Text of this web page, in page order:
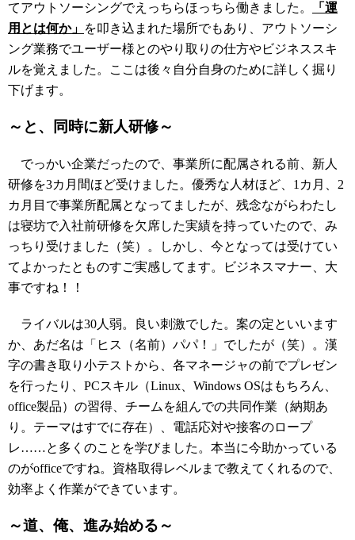
てアウトソーシングでえっちらほっちら働きました。
「運
用とは何か」 を叩き込まれた場所でもあり、アウトソーシ
ング業務でユーザー様とのやり取りの仕方やビジネススキ
ルを覚えました。ここは後々自分自身のために詳しく掘り
下げます。
～と、同時に新人研修～
でっかい企業だったので、事業所に配属される前、新人
研修を3カ月間ほど受けました。優秀な人材ほど、1カ月、2
カ月目で事業所配属となってましたが、残念ながらわたし
は寝坊で入社前研修を欠席した実績を持っていたので、み
っちり受けました（笑）。しかし、今となっては受けてい
てよかったとものすご実感してます。ビジネスマナー、大
事ですね！！
ライバルは30人弱。良い刺激でした。案の定といいます
か、あだ名は「ヒス（名前）パパ！」でしたが（笑）。漢
字の書き取り小テストから、各マネージャの前でプレゼン
を行ったり、PCスキル（Linux、Windows OSはもちろん、
office製品）の習得、チームを組んでの共同作業（納期あ
り。テーマはすでに存在）、電話応対や接客のロープ
レ……と多くのことを学びました。本当に今助かっている
のがofficeですね。資格取得レベルまで教えてくれるので、
効率よく作業ができています。
～道、俺、進み始める～